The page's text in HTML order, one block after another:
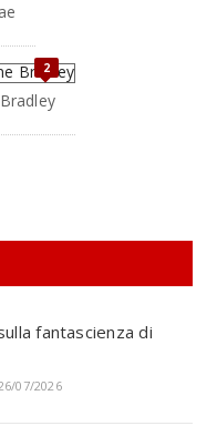
2
fantascienza di
07/2026